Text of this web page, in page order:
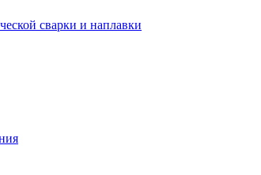
сварки и наплавки